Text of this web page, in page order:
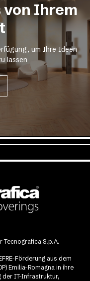
von Ihrem
um Ihre Ideen
lassen
Tecnografica S.p.A.
Förderung aus dem
Emilia-Romagna in ihre
der IT-Infrastruktur,